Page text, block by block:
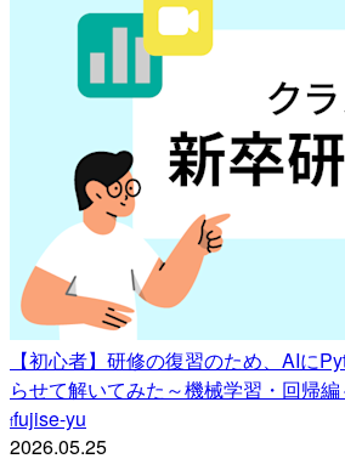
【初心者】研修の復習のため、AIに
らせて解いてみた～機械学習・回帰編
ffujise-yu
2026.05.25